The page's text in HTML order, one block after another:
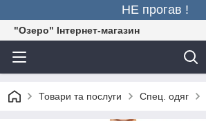
НЕ прогав !
"Озеро" Інтернет-магазин
Товари та послуги Спец. одяг